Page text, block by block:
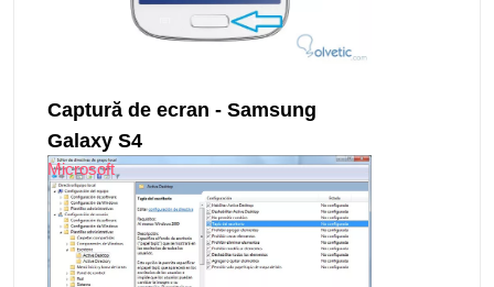
Captură de ecran - Samsung
Galaxy S4
Microsoft